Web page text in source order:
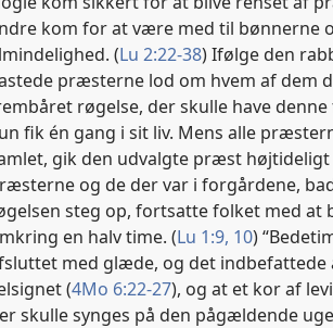
kom for at være med til bønnerne
(Lu 2:22-38) Ifølge den
præsterne lod om hvem af dem
røgelse, der skulle have
fik én gang i sit liv. Mens alle
gik den udvalgte præst højtideligt
og de der var i forgårdene,
steg op, fortsatte folket med at
en halv time. (Lu 1:9, 10)
med glæde, og det indbefattede
(4Mo 6:22-27), og at et kor af
skulle synges på den pågældende